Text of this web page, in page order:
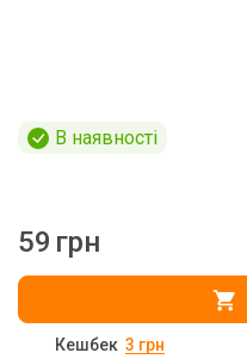
В наявності
59 грн
Кешбек 3 грн